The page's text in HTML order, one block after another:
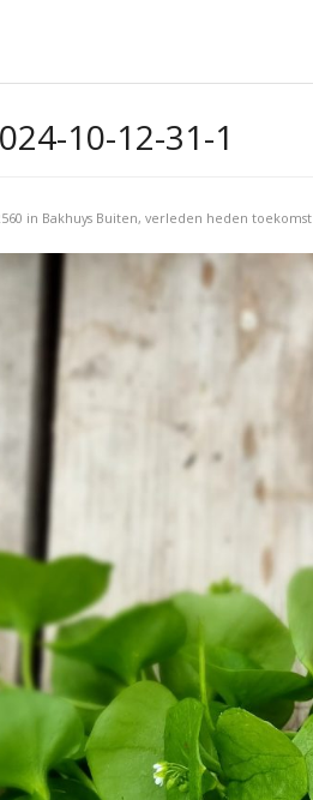
10-12-31-1
in Bakhuys Buiten, verleden heden toekomst